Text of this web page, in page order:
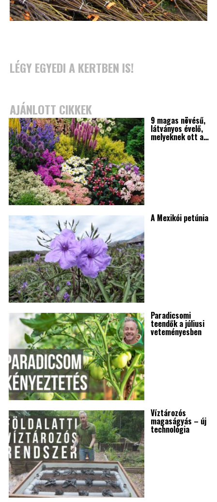
LÉGY EGYEDI A KERTBEN IS!
AJÁNLOTT CIKKEK
9 magas növésű,
látványos évelő,
melyeknek ott a…
A Mexikói petúnia
Paradicsomi
teendők a júliusi
veteményesben
Víztározós
magaságyás – új
technológia